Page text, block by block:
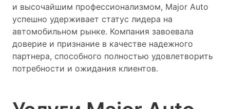
и высочайшим профессионализмом, Major Auto
успешно удерживает статус лидера на
автомобильном рынке. Компания завоевала
доверие и признание в качестве надежного
партнера, способного полностью удовлетворить
потребности и ожидания клиентов.